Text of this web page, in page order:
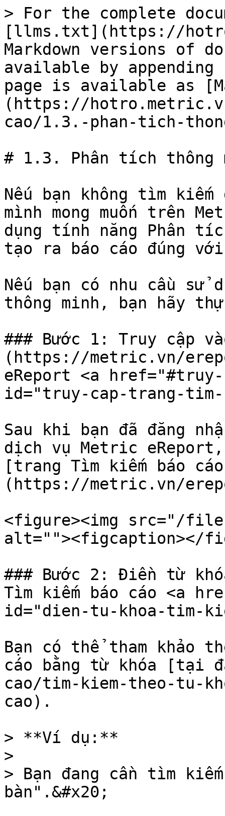
> For the complete
[llms.txt](https://
Markdown versions of
available by
page is available as
(https://
cao/1.3.-phan-tich-
# 1.3. Phân tích thông
Nếu bạn không tìm
mình mong muốn trên
dụng tính năng Phân
tạo ra báo cáo đúng
Nếu bạn có nhu cầu sử
thông minh, bạn hãy
### Bước 1: Truy cập
(https://metric.vn/
eReport <a
id="truy-cap-trang-tim-
Sau khi bạn đã đăng
dịch vụ Metric
[trang Tìm kiếm báo
(https://metric.vn/
<figure><img src="/files/
alt=""><figcaption></
### Bước 2: Điền từ
Tìm kiếm báo cáo <a
id="dien-tu-khoa-tim-
Bạn có thể tham khảo
cáo bằng từ khóa [tại
cao/tim-kiem-theo-tu-
cao).
> **Ví dụ:**
>
> Bạn đang cần tìm
bàn".&#x20;